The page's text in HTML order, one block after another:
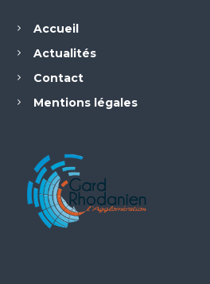
Accueil
Actualités
Contact
Mentions légales